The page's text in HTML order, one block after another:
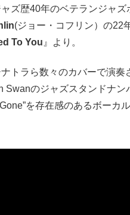
ズ歴40年のベテランジャズ
(ジョー・コフリン）の22
To You 』より。
トラら数々のカバーで演奏
Swanのジャズスタンドナン
を存在感のあるボーカ